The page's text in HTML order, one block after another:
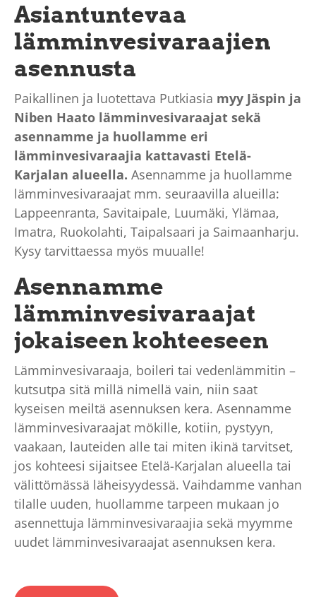
Asiantuntevaa
lämminvesivaraajien
asennusta
Paikallinen ja luotettava Putkiasia myy Jäspin ja
Niben Haato lämminvesivaraajat sekä
asennamme ja huollamme eri
lämminvesivaraajia kattavasti Etelä-
Karjalan alueella. Asennamme ja huollamme
lämminvesivaraajat mm. seuraavilla alueilla:
Lappeenranta, Savitaipale, Luumäki, Ylämaa,
Imatra, Ruokolahti, Taipalsaari ja Saimaanharju.
Kysy tarvittaessa myös muualle!
Asennamme
lämminvesivaraajat
jokaiseen kohteeseen
Lämminvesivaraaja, boileri tai vedenlämmitin –
kutsutpa sitä millä nimellä vain, niin saat
kyseisen meiltä asennuksen kera. Asennamme
lämminvesivaraajat mökille, kotiin, pystyyn,
vaakaan, lauteiden alle tai miten ikinä tarvitset,
jos kohteesi sijaitsee Etelä-Karjalan alueella tai
välittömässä läheisyydessä. Vaihdamme vanhan
tilalle uuden, huollamme tarpeen mukaan jo
asennettuja lämminvesivaraajia sekä myymme
uudet lämminvesivaraajat asennuksen kera.